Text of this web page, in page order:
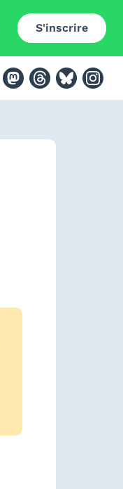
S'inscrire